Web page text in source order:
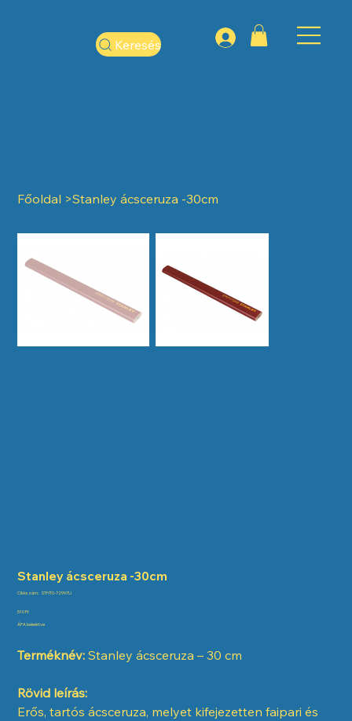
Keresés
Főoldal >Stanley ácsceruza -30cm
Stanley ácsceruza -30cm
Cikkszám: Cikkszám:
STHT0-72997U
Ár
510 Ft
ÁFA beleértve
Terméknév: Stanley ácsceruza – 30 cm
Rövid leírás:
Erős, tartós ácsceruza, melyet kifejezetten faipari és